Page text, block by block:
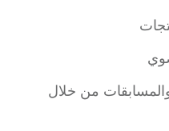
من خلال